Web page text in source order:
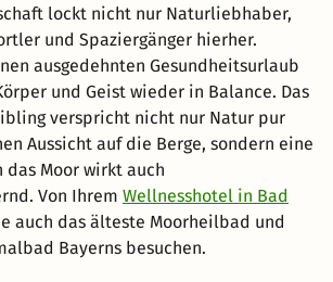
lockt nicht nur Naturliebhaber,
und Spaziergänger hierher.
ausgedehnten Gesundheitsurlaub
und Geist wieder in Balance. Das
verspricht nicht nur Natur pur
Aussicht auf die Berge, sondern eine
das Moor wirkt auch
Von Ihrem Wellnesshotel in Bad
auch das älteste Moorheilbad und
Bayerns besuchen.